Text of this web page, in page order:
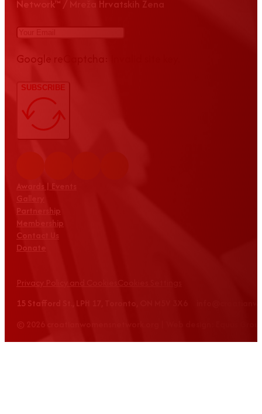
Network™ / Mreža Hrvatskih Žena
Google reCaptcha: Invalid site key.
SUBSCRIBE
Awards | Events
Partnership
Membership
Contact Us
Donate
Privacy Policy and Cookies
15 Stafford St., LPH 17, Toronto, ON M5V 3X6